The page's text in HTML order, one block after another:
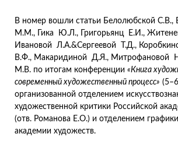
В номер вошли статьи Белолюбской С.В.,
М.М., Гика Ю.Л., Григорьянц Е.И.,
Ивановой Л.А.&Сергеевой Т.Д.,
В.Ф., Макаридиной Д.Я., Митрофановой
М.В. по итогам конференции «Книга
современный художественный процесс»
организованной отделением
художественной критики Российской
(отв. Романова Е.О.) и отделением
академии художеств.